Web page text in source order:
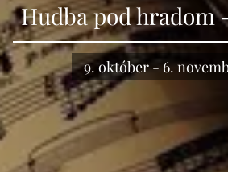
Hudba pod hradom
9. október - 6.